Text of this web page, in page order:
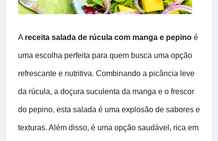
A receita salada de rúcula com manga e pepinoé
uma escolha perfeita para quem busca uma opção
refrescante e nutritiva. Combinando a picância leve
da rúcula, a doçura suculenta da manga e o frescor
do pepino, esta salada é uma explosão de sabores e
texturas. Além disso, é uma opção saudável, rica em